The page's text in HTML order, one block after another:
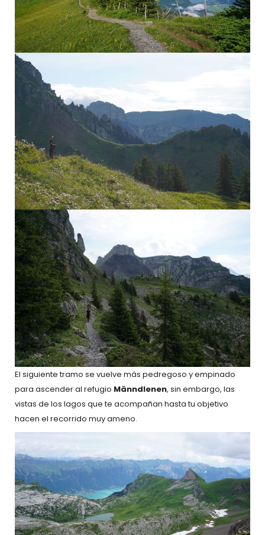
El siguiente tramo se vuelve más pedregoso y empinado
para ascender al refugio Männdlenen, sin embargo, las
vistas de los lagos que te acompañan hasta tu objetivo
hacen el recorrido muy ameno.